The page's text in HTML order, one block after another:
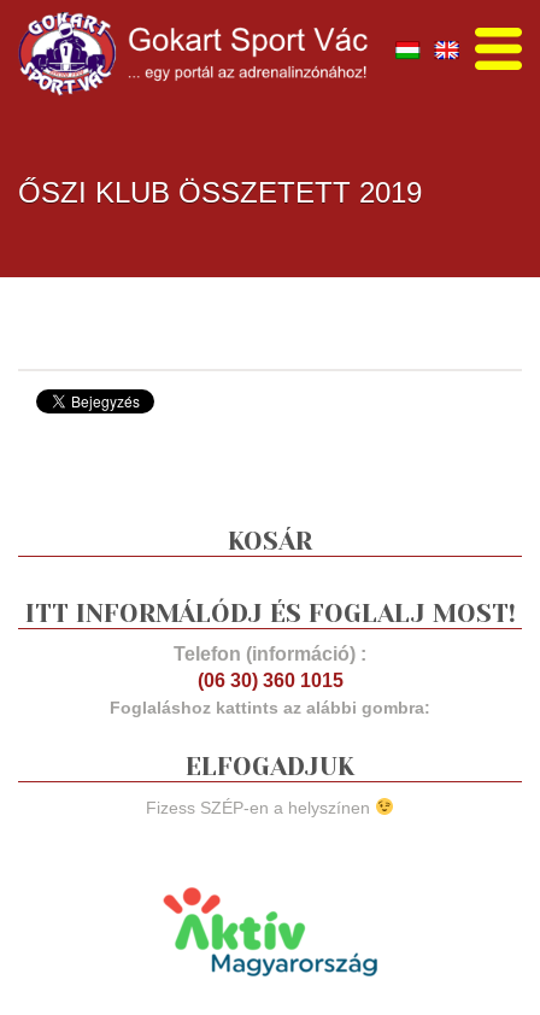
ŐSZI KLUB ÖSSZETETT 2019
KOSÁR
ITT INFORMÁLÓDJ ÉS FOGLALJ MOST!
Telefon (információ) :
(06 30) 360 1015
Foglaláshoz kattints az alábbi gombra:
ELFOGADJUK
Fizess SZÉP-en a helyszínen